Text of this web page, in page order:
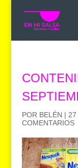
POR BELÉN | 27
COMENTARIOS